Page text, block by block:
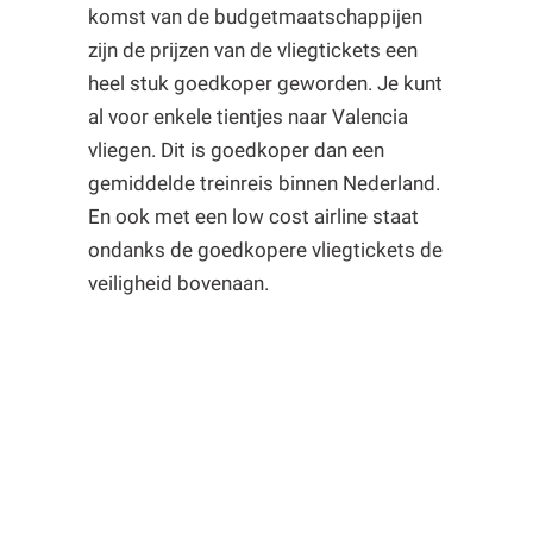
komst van de budgetmaatschappijen
zijn de prijzen van de vliegtickets een
heel stuk goedkoper geworden. Je kunt
al voor enkele tientjes naar Valencia
vliegen. Dit is goedkoper dan een
gemiddelde treinreis binnen Nederland.
En ook met een low cost airline staat
ondanks de goedkopere vliegtickets de
veiligheid bovenaan.